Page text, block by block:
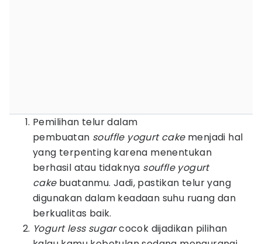
Pemilihan telur dalam
pembuatan souffle yogurt cake menjadi hal
yang terpenting karena menentukan
berhasil atau tidaknya souffle yogurt
cake buatanmu. Jadi, pastikan telur yang
digunakan dalam keadaan suhu ruang dan
berkualitas baik.
Yogurt less sugarcocok dijadikan pilihan